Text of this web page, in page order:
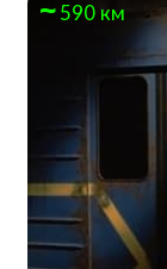
590 км